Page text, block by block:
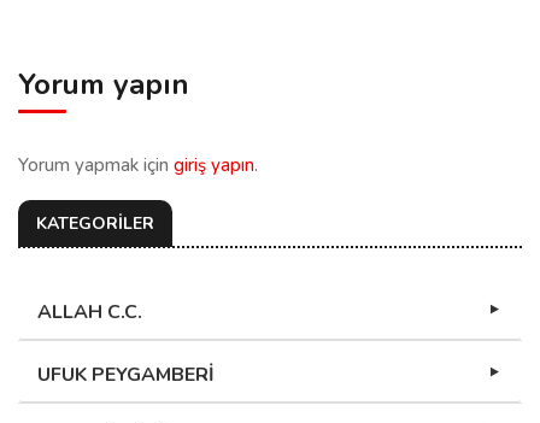
Yorum yapın
Yorum yapmak için giriş yapın.
KATEGORİLER
ALLAH C.C.
UFUK PEYGAMBERİ